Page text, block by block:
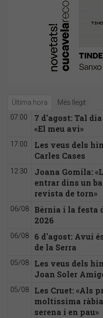
Última hora Més llegit
07:00
7 d'agost: Tal
«El meu avi»
17:00
Les veus dels
Carles Cases
12:30
Joana Gomila:
entrar dins un
revista de torn»
06/08
Bèrnia i la festa
2026
06/08
6 d'agost: Avui
de la Serra
05/08
Les veus dels
Joan Soler
05/08
Les Cruet: «Als
moltíssima
serena i en pau»